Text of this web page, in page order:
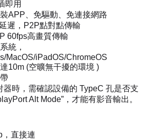
即用
APP、免驅動、免連接網路
遲，P2P點對點傳輸
60fps高畫質傳輸
統，
MacOS/iPadOS/ChromeOS
10m (空曠無干擾的環境 )
器時，需確認設備的 TypeC 孔是否支
Alt Mode”，才能有影音輸出。
，直接連